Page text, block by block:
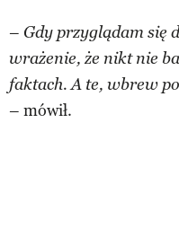
– Gdy przyglądam się
wrażenie, że nikt nie
faktach. A te, wbrew
– mówił.